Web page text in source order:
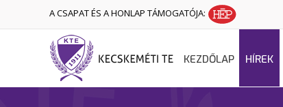
A CSAPAT ÉS A HONLAP TÁMOGATÓJA:
KEZDŐLAP HÍREK